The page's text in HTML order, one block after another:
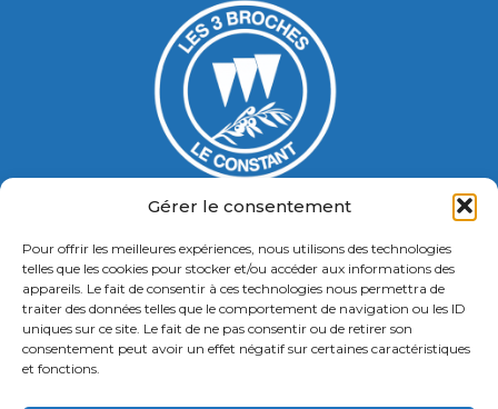
Gérer le consentement
Pour offrir les meilleures expériences, nous utilisons des technologies
telles que les cookies pour stocker et/ou accéder aux informations des
appareils. Le fait de consentir à ces technologies nous permettra de
traiter des données telles que le comportement de navigation ou les ID
uniques sur ce site. Le fait de ne pas consentir ou de retirer son
consentement peut avoir un effet négatif sur certaines caractéristiques
et fonctions.
Gymnase Jacques Ducasse
5 Bd Chastenet de Géry
Contact : 01 46 58 49 88